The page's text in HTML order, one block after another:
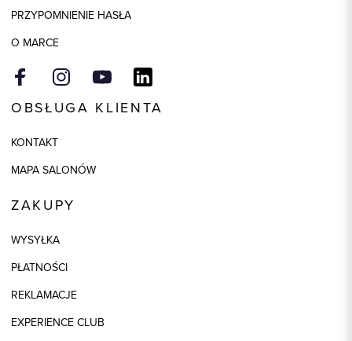
Model
Kolor
PRZYPOMNIENIE HASŁA
O MARCE
OBSŁUGA KLIENTA
KONTAKT
MAPA SALONÓW
ZAKUPY
WYSYŁKA
PŁATNOŚCI
REKLAMACJE
EXPERIENCE CLUB